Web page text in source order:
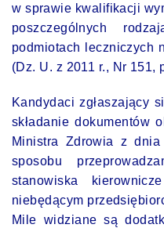
w sprawie kwalifikacji
poszczególnych
podmiotach leczniczych
(Dz. U. z 2011 r., Nr 151,
Kandydaci zgłaszający
składanie dokumentów
Ministra Zdrowia z
sposobu
stanowiska
niebędącym
Mile widziane są